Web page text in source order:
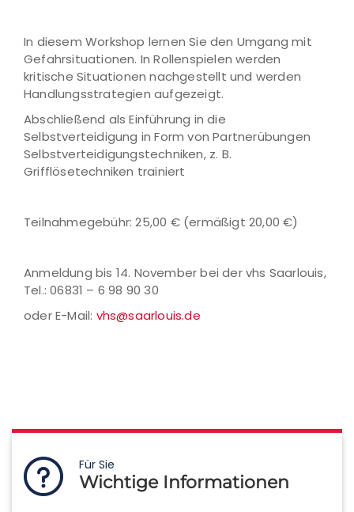
In diesem Workshop lernen Sie den Umgang mit
Gefahrsituationen. In Rollenspielen werden
kritische Situationen nachgestellt und werden
Handlungsstrategien aufgezeigt.
Abschließend als Einführung in die
Selbstverteidigung in Form von Partnerübungen
Selbstverteidigungstechniken, z. B.
Grifflösetechniken trainiert
Teilnahmegebühr: 25,00 € (ermäßigt 20,00 €)
Anmeldung bis 14. November bei der vhs Saarlouis,
Tel.: 06831 – 6 98 90 30
oder E-Mail: vhs@saarlouis.de
Für Sie
Wichtige Informationen